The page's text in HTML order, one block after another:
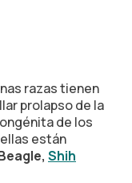
razas tienen
prolapso de la
de los
están
Shih